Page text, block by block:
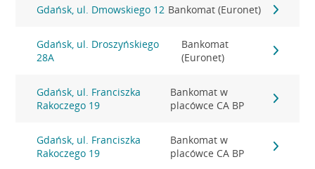
Gdańsk, ul. Dmowskiego 12 Bankomat (Euronet)
Gdańsk, ul. Droszyńskiego
28A
Bankomat
(Euronet)
Gdańsk, ul. Franciszka
Rakoczego 19
Bankomat w
placówce CA BP
Gdańsk, ul. Franciszka
Rakoczego 19
Bankomat w
placówce CA BP